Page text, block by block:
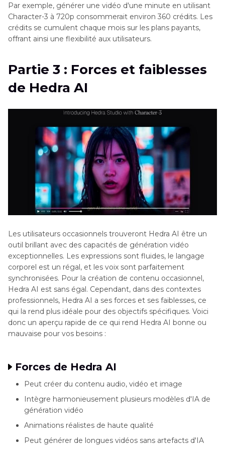
Par exemple, générer une vidéo d'une minute en utilisant
Character-3 à 720p consommerait environ 360 crédits. Les
crédits se cumulent chaque mois sur les plans payants,
offrant ainsi une flexibilité aux utilisateurs.
Partie 3 : Forces et faiblesses
de Hedra AI
Les utilisateurs occasionnels trouveront Hedra AI être un
outil brillant avec des capacités de génération vidéo
exceptionnelles. Les expressions sont fluides, le langage
corporel est un régal, et les voix sont parfaitement
synchronisées. Pour la création de contenu occasionnel,
Hedra AI est sans égal. Cependant, dans des contextes
professionnels, Hedra AI a ses forces et ses faiblesses, ce
qui la rend plus idéale pour des objectifs spécifiques. Voici
donc un aperçu rapide de ce qui rend Hedra AI bonne ou
mauvaise pour vos besoins :
Forces de Hedra AI
Peut créer du contenu audio, vidéo et image
Intègre harmonieusement plusieurs modèles d'IA de
génération vidéo
Animations réalistes de haute qualité
Peut générer de longues vidéos sans artefacts d'IA